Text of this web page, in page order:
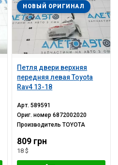
Петля двери верхняя
передняя левая Toyota
Rav4 13-18
НОВЫЙ ОРИГИНАЛ
Арт.589591
Ориг. номер6872002020
ПроизводительTOYOTA
809 грн
18 $